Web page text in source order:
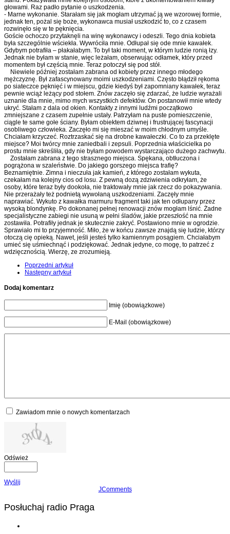
głowami. Raz padło pytanie o uszkodzenia.
- Marne wykonanie. Starałam się jak mogłam utrzymać ją we wzorowej formie,
jednak ten, pożal się boże, wykonawca musiał uszkodzić to, co z czasem
rozwinęło się w te pęknięcia.
Goście ochoczo przytaknęli na winę wykonawcy i odeszli. Tego dnia kobieta
była szczególnie wściekła. Wywróciła mnie. Odłupał się ode mnie kawałek.
Gdybym potrafiła – płakałabym. To był taki moment, w którym ludzie ronią łzy.
Jednak nie byłam w stanie, więc leżałam, obserwując odłamek, który przed
momentem był częścią mnie. Teraz potoczył się pod stół.
Niewiele później zostałam zabrana od kobiety przez innego młodego
mężczyznę. Był zafascynowany moimi uszkodzeniami. Często błądził rękoma
po siateczce pęknięć i w miejscu, gdzie kiedyś był zapomniany kawałek, teraz
pewnie wciąż leżący pod stołem. Znów zaczęło się zdarzać, że ludzie wyrażali
uznanie dla mnie, mimo mych wszystkich defektów. On postanowił mnie wtedy
ukryć. Stałam z dala od okien. Kontakty z innymi ludźmi początkowo
zmniejszane z czasem zupełnie ustały. Patrzyłam na puste pomieszczenie,
ciągle te same gołe ściany. Byłam obiektem dziwnej i frustrującej fascynacji
osobliwego człowieka. Zaczęło mi się mieszać w moim chłodnym umyśle.
Chciałam krzyczeć. Roztrzaskać się na drobne kawałeczki. Co to za przeklęte
miejsce? Moi twórcy mnie zaniedbali i zepsuli. Poprzednia właścicielka po
prostu mnie skreśliła, gdy nie byłam powodem wystarczająco dużego zachwytu.
Zostałam zabrana z tego strasznego miejsca. Spękana, obtłuczona i
pogrążona w szaleństwie. Do jakiego gorszego miejsca trafię?
Beznamiętnie. Zimna i nieczuła jak kamień, z którego zostałam wykuta,
czekałam na kolejny cios od losu. Z pewną dozą zdziwienia odkryłam, że
osoby, które teraz były dookoła, nie traktowały mnie jak rzecz do pokazywania.
Nie przerażały też podnietą wywołaną uszkodzeniami. Zaczęły mnie
naprawiać. Wykuto z kawałka marmuru fragment taki jak ten odłupany przez
wysoką blondynkę. Po dokonanej pełnej renowacji znów mogłam lśnić. Żadne
specjalistyczne zabiegi nie usuną w pełni śladów, jakie przeszłość na mnie
zostawiła. Potrafiły jednak je skutecznie zakryć. Postawiono mnie w ogrodzie.
Sprawiało mi to przyjemność. Miło, że w końcu zawsze znajdą się ludzie, którzy
otoczą cię opieką. Nawet, jeśli jesteś tylko kamiennym posągiem. Chciałabym
umieć się uśmiechnąć i podziękować. Jednak jedyne, co mogę, to patrzeć z
wdzięcznością. Wierzę, ze zrozumieją.
Poprzedni artykuł
Następny artykuł
Dodaj komentarz
Imię (obowiązkowe)
E-Mail (obowiązkowe)
Zawiadom mnie o nowych komentarzach
Odśwież
Wyślij
JComments
Posłuchaj radio Praga